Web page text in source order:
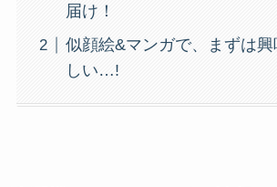
届け！
似顔絵&マンガで、まずは
しい…!